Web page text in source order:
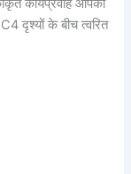
कार्यप्रवाह आपको
दृश्यों के बीच त्वरित